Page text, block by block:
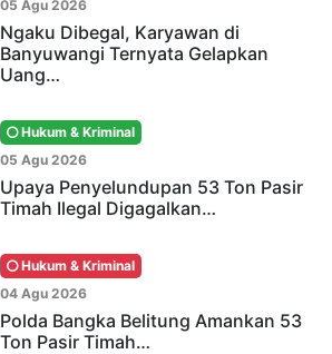
05 Agu 2026
Ngaku Dibegal, Karyawan di
Banyuwangi Ternyata Gelapkan
Uang…
Hukum & Kriminal
05 Agu 2026
Upaya Penyelundupan 53 Ton Pasir
Timah Ilegal Digagalkan…
Hukum & Kriminal
04 Agu 2026
Polda Bangka Belitung Amankan 53
Ton Pasir Timah…